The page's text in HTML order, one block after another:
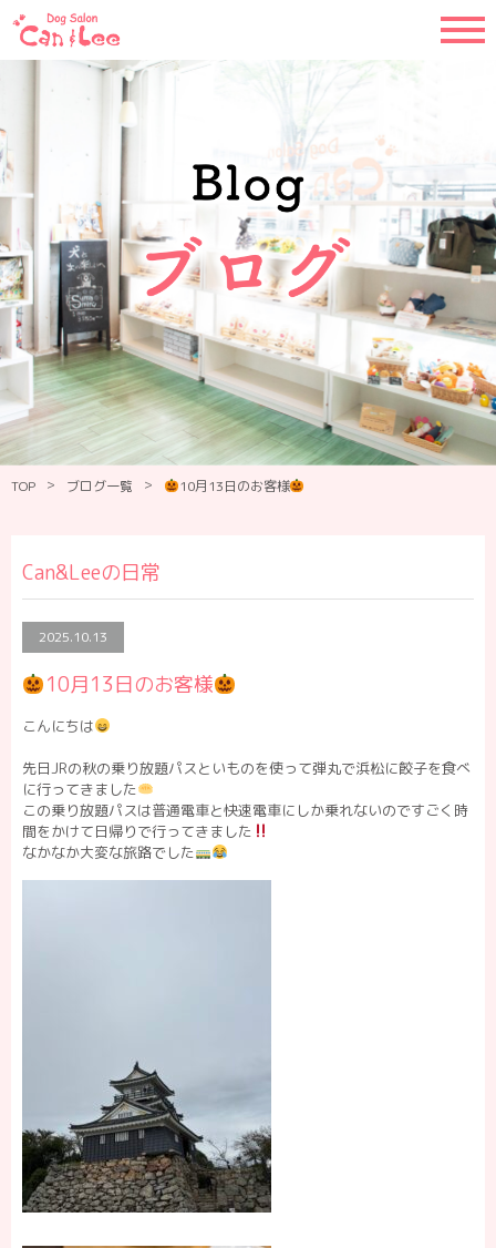
TOP > ブログ一覧 > 10月13日のお客様
Can&Leeの日常
2025.10.13
10月13日のお客様
こんにちは
先日JRの秋の乗り放題パスといものを使って弾丸で浜松に餃子を食べ
に行ってきました
この乗り放題パスは普通電車と快速電車にしか乗れないのですごく時
間をかけて日帰りで行ってきました
なかなか大変な旅路でした